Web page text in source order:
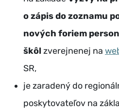
o zápis do zoznamu
nových foriem
škôl zverejnenej na
SR,
je zaradený do
poskytovateľov na